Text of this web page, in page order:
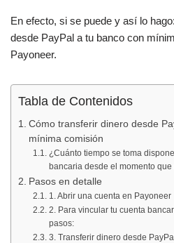
c
e
o
o
k
at
p
p
m
tir
En efecto, si se puede y así lo
desde PayPal a tu banco con
Payoneer.
Tabla de Contenidos
Cómo transferir dinero desde
mínima comisión
¿Cuánto tiempo se toma
bancaria desde el momento
Pasos en detalle
1. Abrir una cuenta en Payoneer
2. Para vincular tu cuenta
pasos:
3. Transferir dinero desde